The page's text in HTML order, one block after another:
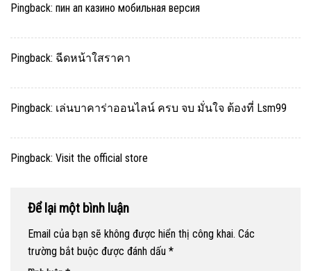
Pingback: пин ап казино мобильная версия
Pingback: ฉีดหน้าใสราคา
Pingback: เล่นบาคาร่าออนไลน์ ครบ จบ มั่นใจ ต้องที่ Lsm99
Pingback: Visit the official store
Để lại một bình luận
Email của bạn sẽ không được hiển thị công khai. Các
trường bắt buộc được đánh dấu *